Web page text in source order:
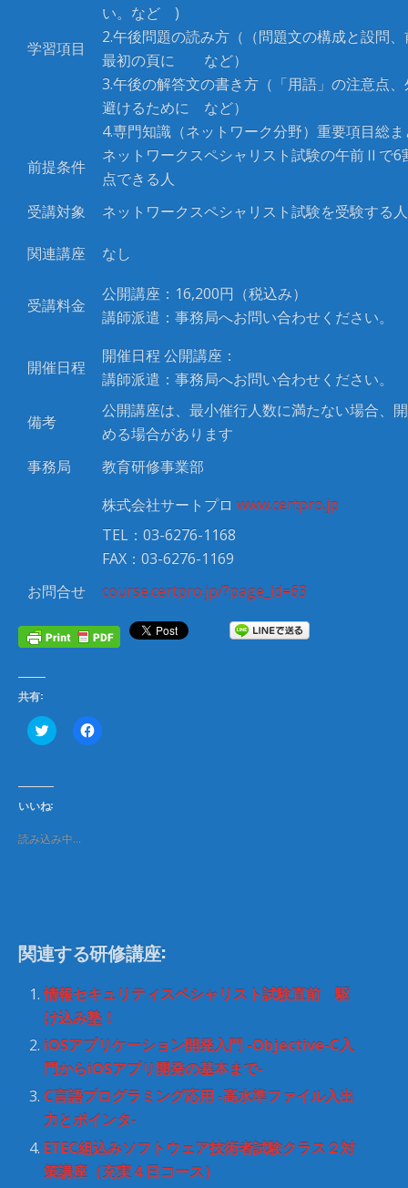
学習項目
い。など )
2.午後問題の読み方（（問題文の構成と設問
最初の頁に など）
3.午後の解答文の書き方（「用語」の注意点
避けるために など）
4.専門知識（ネットワーク分野）重要項目総
前提条件
ネットワークスペシャリスト試験の午前Ⅱで6
点できる人
受講対象
ネットワークスペシャリスト試験を受験する人
関連講座 なし
受講料金
公開講座：16,200円（税込み）
講師派遣：事務局へお問い合わせください。
開催日程
開催日程 公開講座：
講師派遣：事務局へお問い合わせください。
備考
公開講座は、最小催行人数に満たない場合、
める場合があります
事務局
教育研修事業部
株式会社サートプロ www.certpro.jp
TEL：03-6276-1168
FAX：03-6276-1169
お問合せ
course.certpro.jp/?page_id=63
共有:
ク
リ
て
T
w
t
t
い
ウ
ン
ド
ウ
で
開
き
ま
す
F
a
ク
し
て
だ
さ
い
(
新
し
い
ウ
ン
ド
ウ
で
開
き
ま
す
いいね:
読み込み中…
関連する研修講座:
情報セキュリティスペシャリスト試験直前 駆
け込み塾！
iOSアプリケーション開発入門 -Objective-C入
門からiOSアプリ開発の基本まで-
C言語プログラミング応用 -高水準ファイル入出
力とポインタ-
ETEC組込みソフトウェア技術者試験クラス２対
策講座（充実４日コース）